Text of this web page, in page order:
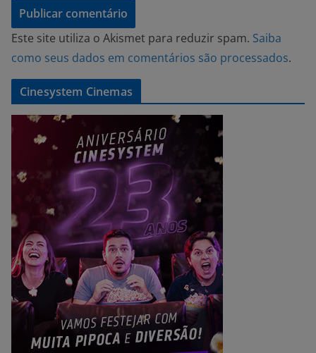
Este site utiliza o Akismet para reduzir spam. Saiba
como seus dados em comentários são processados.
Cinesystem Cinemas